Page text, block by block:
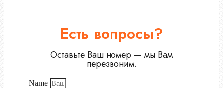
Есть вопросы?
Оставьте Ваш номер — мы Вам
перезвоним.
Name